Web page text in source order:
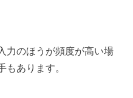
力のほうが頻度が高い場
もあります。